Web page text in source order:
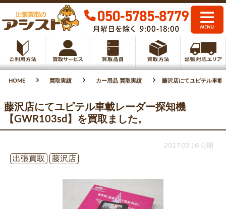
HOME 買取実績 カー用品 買取実績 藤沢店にてユピテル車載
藤沢店にてユピテル車載レーダー探知機
【GWR103sd】を買取ました。
2017.03.16 公開
出張買取
藤沢店